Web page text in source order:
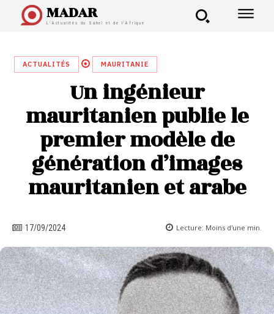
MADAR
L'Actualités du Sahel et de l'Afrique
ACTUALITÉS MAURITANIE
Un ingénieur
mauritanien publie le
premier modèle de
génération d’images
mauritanien et arabe
17/09/2024 Lecture: Moins d'une min.